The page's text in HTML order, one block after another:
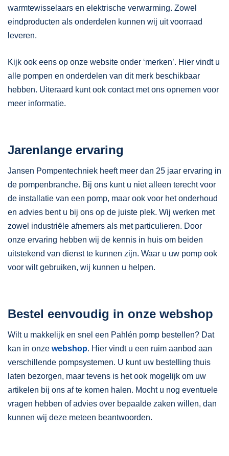
warmtewisselaars en elektrische verwarming. Zowel
eindproducten als onderdelen kunnen wij uit voorraad
leveren.
Kijk ook eens op onze website onder ‘merken’. Hier vindt u
alle pompen en onderdelen van dit merk beschikbaar
hebben. Uiteraard kunt ook contact met ons opnemen voor
meer informatie.
Jarenlange ervaring
Jansen Pompentechniek heeft meer dan 25 jaar ervaring in
de pompenbranche. Bij ons kunt u niet alleen terecht voor
de installatie van een pomp, maar ook voor het onderhoud
en advies bent u bij ons op de juiste plek. Wij werken met
zowel industriële afnemers als met particulieren. Door
onze ervaring hebben wij de kennis in huis om beiden
uitstekend van dienst te kunnen zijn. Waar u uw pomp ook
voor wilt gebruiken, wij kunnen u helpen.
Bestel eenvoudig in onze webshop
Wilt u makkelijk en snel een Pahlén pomp bestellen? Dat
kan in onze webshop. Hier vindt u een ruim aanbod aan
verschillende pompsystemen. U kunt uw bestelling thuis
laten bezorgen, maar tevens is het ook mogelijk om uw
artikelen bij ons af te komen halen. Mocht u nog eventuele
vragen hebben of advies over bepaalde zaken willen, dan
kunnen wij deze meteen beantwoorden.